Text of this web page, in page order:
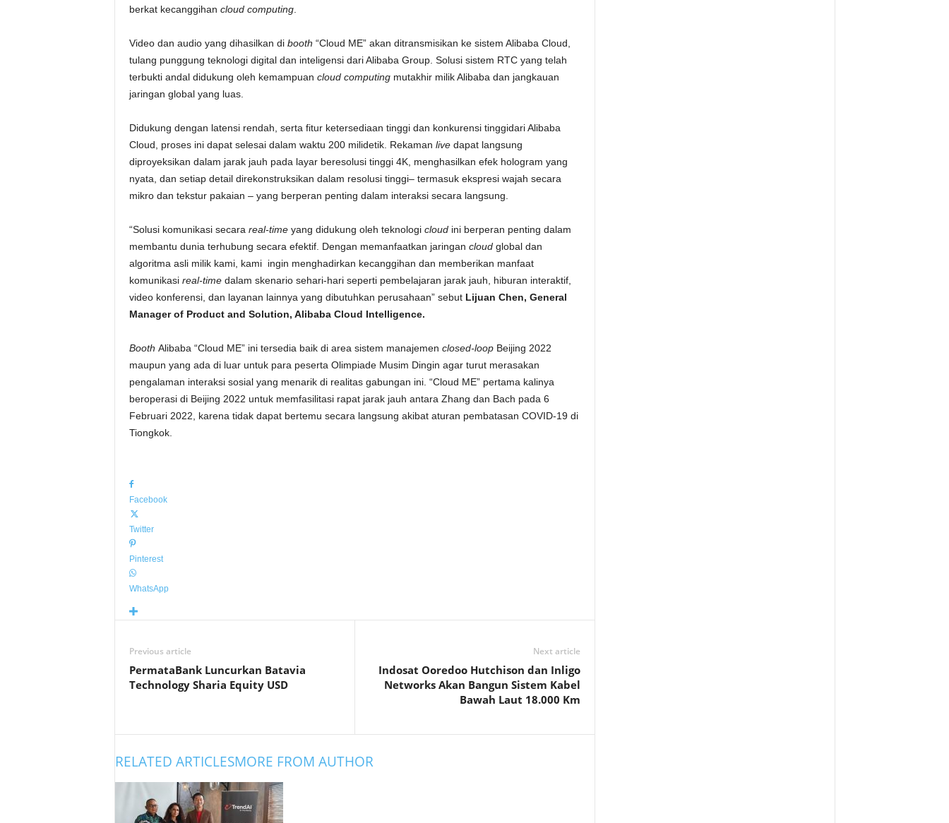
berkat kecanggihan cloud computing.
Video dan audio yang dihasilkan di booth “Cloud ME” akan ditransmisikan ke sistem Alibaba Cloud,
tulang punggung teknologi digital dan inteligensi dari Alibaba Group. Solusi sistem RTC yang telah
terbukti andal didukung oleh kemampuan cloud computingmutakhir milik Alibaba dan jangkauan
jaringan global yang luas.
Didukung dengan latensi rendah, serta fitur ketersediaan tinggi dan konkurensi tinggidari Alibaba
Cloud, proses ini dapat selesai dalam waktu 200 milidetik. Rekaman livedapat langsung
diproyeksikan dalam jarak jauh pada layar beresolusi tinggi 4K, menghasilkan efek hologram yang
nyata, dan setiap detail direkonstruksikan dalam resolusi tinggi– termasuk ekspresi wajah secara
mikro dan tekstur pakaian – yang berperan penting dalam interaksi secara langsung.
“Solusi komunikasi secara real-timeyang didukung oleh teknologi cloudini berperan penting dalam
membantu dunia terhubung secara efektif. Dengan memanfaatkan jaringan cloudglobal dan
algoritma asli milik kami, kami ingin menghadirkan kecanggihan dan memberikan manfaat
komunikasi real-timedalam skenario sehari-hari seperti pembelajaran jarak jauh, hiburan interaktif,
video konferensi, dan layanan lainnya yang dibutuhkan perusahaan” sebut Lijuan Chen, General
Manager of Product and Solution, Alibaba Cloud Intelligence.
Booth Alibaba “Cloud ME” ini tersedia baik di area sistem manajemen closed-loop Beijing 2022
maupun yang ada di luar untuk para peserta Olimpiade Musim Dingin agar turut merasakan
pengalaman interaksi sosial yang menarik di realitas gabungan ini. “Cloud ME” pertama kalinya
beroperasi di Beijing 2022 untuk memfasilitasi rapat jarak jauh antara Zhang dan Bach pada 6
Februari 2022, karena tidak dapat bertemu secara langsung akibat aturan pembatasan COVID-19 di
Tiongkok.
Facebook
Twitter
Pinterest
WhatsApp
Previous article
PermataBank Luncurkan Batavia
Technology Sharia Equity USD
Next article
Indosat Ooredoo Hutchison dan Inligo
Networks Akan Bangun Sistem Kabel
Bawah Laut 18.000 Km
RELATED ARTICLESMORE FROM AUTHOR